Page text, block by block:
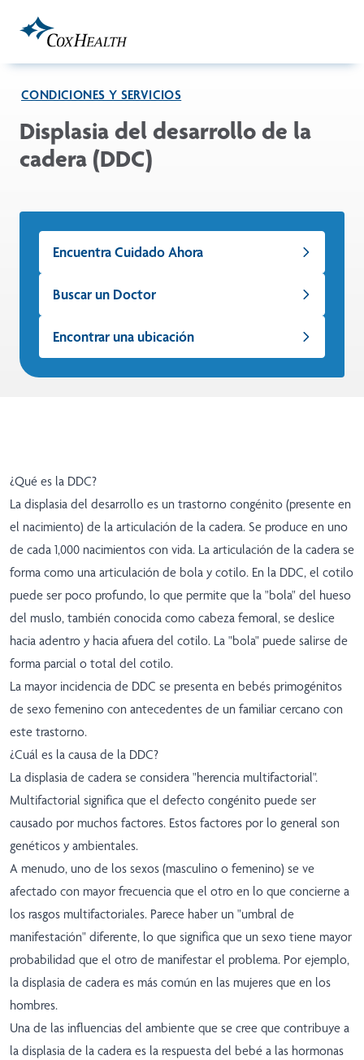
CONDICIONES Y SERVICIOS
Displasia del desarrollo de la
cadera (DDC)
Encuentra Cuidado Ahora
Buscar un Doctor
Encontrar una ubicación
¿Qué es la DDC?
La displasia del desarrollo es un trastorno congénito (presente en
el nacimiento) de la articulación de la cadera. Se produce en uno
de cada 1,000 nacimientos con vida. La articulación de la cadera se
forma como una articulación de bola y cotilo. En la DDC, el cotilo
puede ser poco profundo, lo que permite que la "bola" del hueso
del muslo, también conocida como cabeza femoral, se deslice
hacia adentro y hacia afuera del cotilo. La "bola" puede salirse de
forma parcial o total del cotilo.
La mayor incidencia de DDC se presenta en bebés primogénitos
de sexo femenino con antecedentes de un familiar cercano con
este trastorno.
¿Cuál es la causa de la DDC?
La displasia de cadera se considera "herencia multifactorial".
Multifactorial significa que el defecto congénito puede ser
causado por muchos factores. Estos factores por lo general son
genéticos y ambientales.
A menudo, uno de los sexos (masculino o femenino) se ve
afectado con mayor frecuencia que el otro en lo que concierne a
los rasgos multifactoriales. Parece haber un "umbral de
manifestación" diferente, lo que significa que un sexo tiene mayor
probabilidad que el otro de manifestar el problema. Por ejemplo,
la displasia de cadera es más común en las mujeres que en los
hombres.
Una de las influencias del ambiente que se cree que contribuye a
la displasia de la cadera es la respuesta del bebé a las hormonas